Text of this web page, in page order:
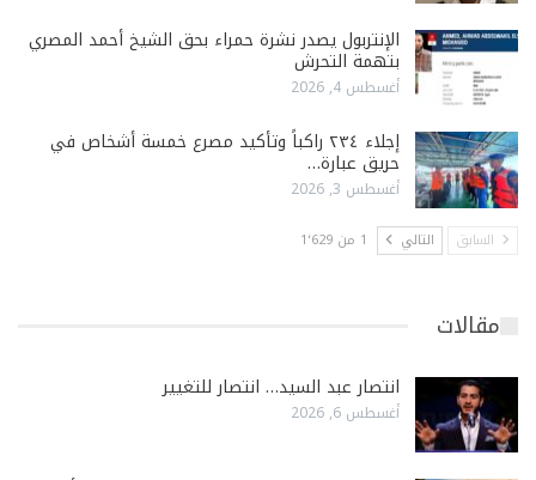
الإنتربول يصدر نشرة حمراء بحق الشيخ أحمد المصري
بتهمة التحرش
أغسطس 4, 2026
إجلاء ٢٣٤ راكباً وتأكيد مصرع خمسة أشخاص في
حريق عبارة…
أغسطس 3, 2026
السابق التالي 1 من 1٬629
مقالات
انتصار عبد السيد… انتصار للتغيير
أغسطس 6, 2026